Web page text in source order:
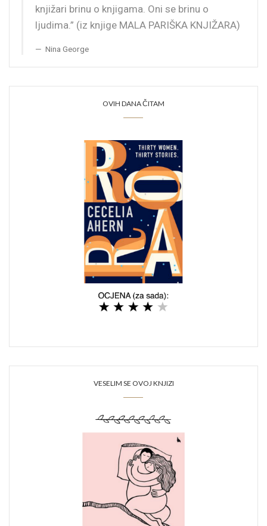
knjižari brinu o knjigama. Oni se brinu o
ljudima.” (iz knjige MALA PARIŠKA KNJIŽARA)
Nina George
OVIH DANA ČITAM
VESELIM SE OVOJ KNJIZI